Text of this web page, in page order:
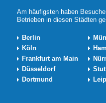
Am häufigsten haben
Betrieben in diesen Städten
Berlin
Köln
Frankfurt am Main
Düsseldorf
Dortmund